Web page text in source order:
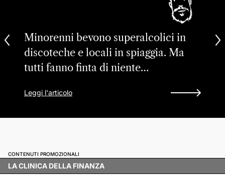
Minorenni bevono superalcolici in
discoteche e locali in spiaggia. Ma
tutti fanno finta di niente…
Leggi l'articolo
CONTENUTI PROMOZIONALI
LA CLINICA DELLA FINANZA